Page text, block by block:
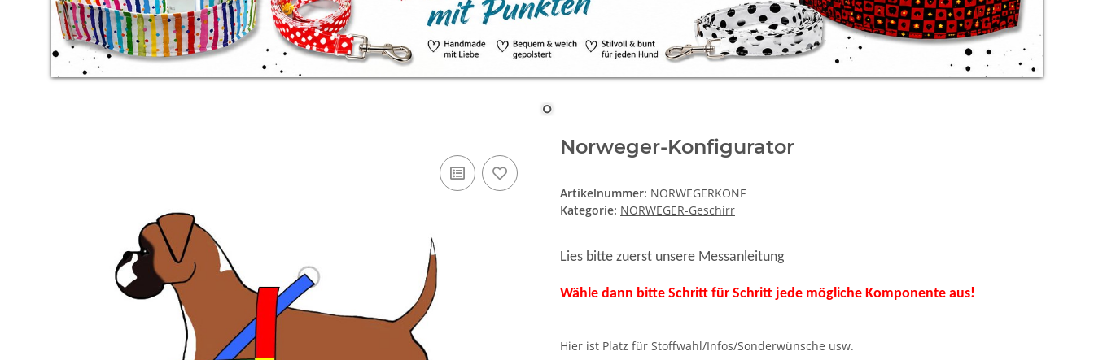
Norweger-Konfigurator
Artikelnummer: NORWEGERKONF
Kategorie: NORWEGER-Geschirr
Lies bitte zuerst unsere Messanleitung
Wähle dann bitte Schritt für Schritt jede mögliche Komponente aus!
Hier ist Platz für Stoffwahl/Infos/Sonderwünsche usw.